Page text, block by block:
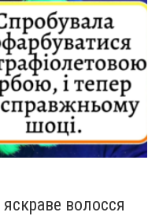
волосся